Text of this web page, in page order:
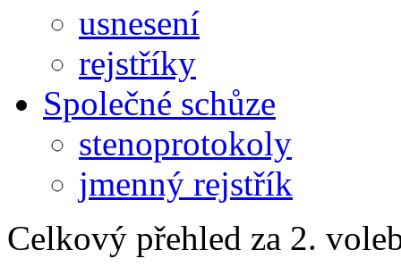
usnesení
rejstříky
Společné schůze
stenoprotokoly
jmenný rejstřík
Celkový přehled za 2.